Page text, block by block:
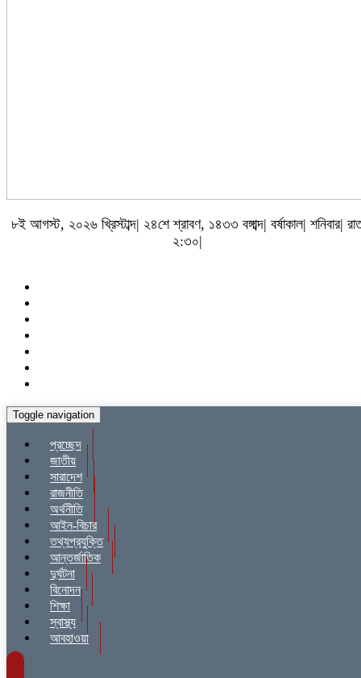
৮ই আগস্ট, ২০২৬ খ্রিস্টাব্দ| ২৪শে শ্রাবণ, ১৪৩৩ বঙ্গাব্দ| বর্ষাকাল| শনিবার|
২:৩০|
Toggle navigation
প্রচ্ছেদ
জাতীয়
সারাদেশ
রাজনীতি
অর্থনীতি
আইন-বিচার
তথ্যপ্রযুক্তি
আন্তর্জাতিক
দুর্ঘটনা
বিনোদন
শিক্ষা
স্বাস্থ্য
আবহাওয়া